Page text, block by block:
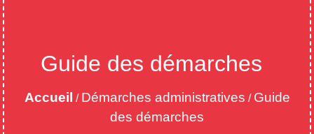
Guide des démarches
Accueil / Démarches administratives / Guide
des démarches